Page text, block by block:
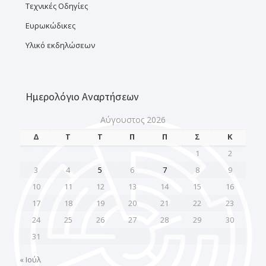
Τεχνικές Οδηγίες
Ευρωκώδικες
Υλικό εκδηλώσεων
Ημερολόγιο Αναρτήσεων
Αύγουστος 2026
Δ Τ Τ Π Π Σ
Κ
1
2
3
4 5 6 7 8
9
10
11 12 13 14 15
16
17
18 19 20 21 22
23
24
25 26 27 28 29
30
31
« Ιούλ